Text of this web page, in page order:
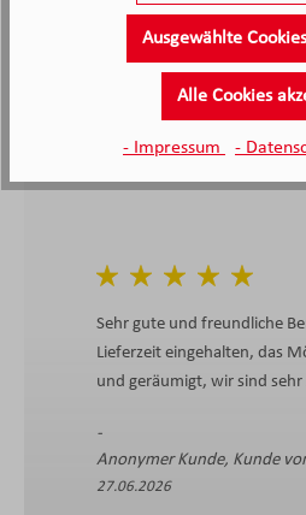
4.4/5.0
Sehr gute und freundliche
Lieferzeit eingehalten, das
und geräumigt, wir sind
Anonymer Kunde, Kunde
27.06.2026
Ausgewählte
Alle Cookies
- Impressum -